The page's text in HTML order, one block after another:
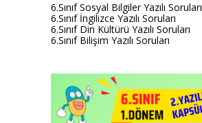
6.Sınıf Sosyal Bilgiler Yazılı Soruları
6.Sınıf İngilizce Yazılı Soruları
6.Sınıf Din Kültürü Yazılı Soruları
6.Sınıf Bilişim Yazılı Soruları